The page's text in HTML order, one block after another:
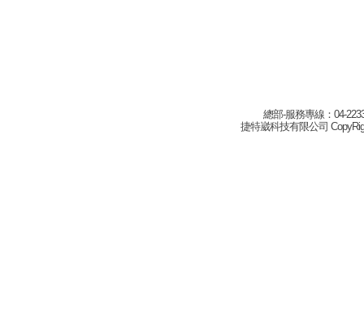
總部-服務專線：04-
捷特崴科技有限公司